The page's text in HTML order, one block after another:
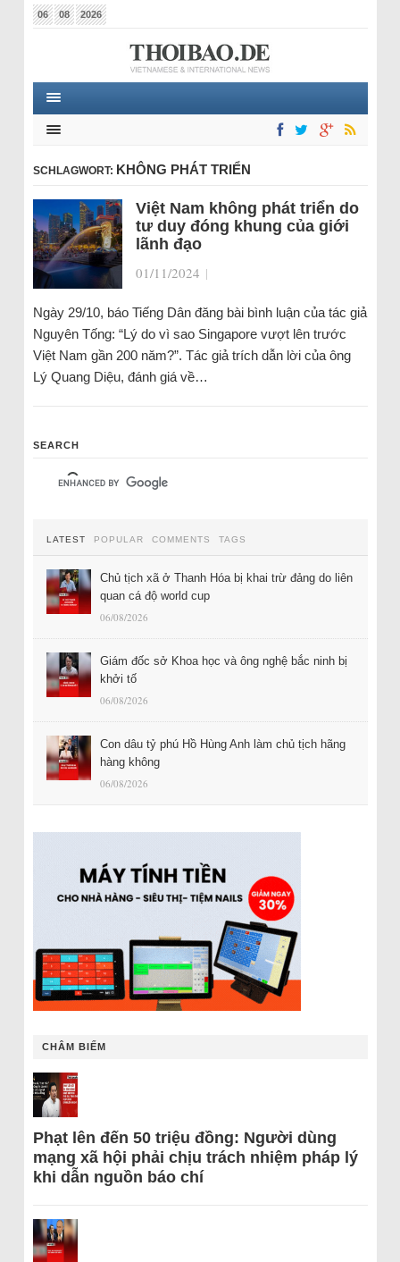
06 08 2026
SCHLAGWORT: KHÔNG PHÁT TRIỂN
Việt Nam không phát triển do
tư duy đóng khung của giới
lãnh đạo
01/11/2024 |
Ngày 29/10, báo Tiếng Dân đăng bài bình luận của tác giả
Nguyên Tống: “Lý do vì sao Singapore vượt lên trước
Việt Nam gần 200 năm?”. Tác giả trích dẫn lời của ông
Lý Quang Diệu, đánh giá về…
SEARCH
LATEST POPULAR COMMENTS TAGS
Chủ tịch xã ở Thanh Hóa bị khai trừ đảng do liên
quan cá độ world cup
06/08/2026
Giám đốc sở Khoa học và ông nghệ bắc ninh bị
khởi tố
06/08/2026
Con dâu tỷ phú Hồ Hùng Anh làm chủ tịch hãng
hàng không
06/08/2026
CHÂM BIẾM
Phạt lên đến 50 triệu đồng: Người dùng
mạng xã hội phải chịu trách nhiệm pháp lý
khi dẫn nguồn báo chí